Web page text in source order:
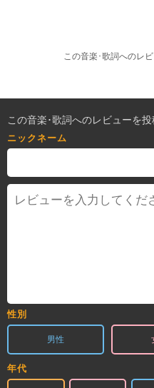
この音楽･歌詞へのレ
この音楽･歌詞へのレビューを投
ニックネーム
性別
男性
年代